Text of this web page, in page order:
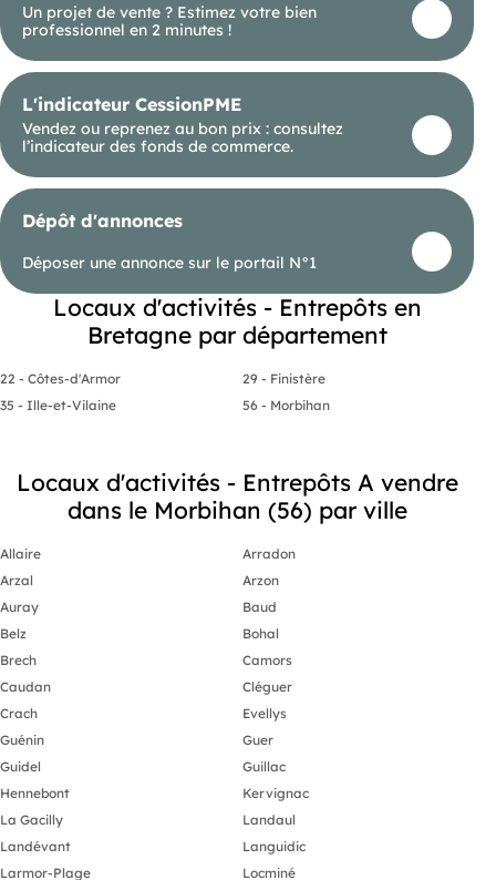
Un projet de vente ? Estimez votre bien
professionnel en 2 minutes !
L'indicateur CessionPME
Vendez ou reprenez au bon prix : consultez
l’indicateur des fonds de commerce.
Dépôt d'annonces
Déposer une annonce sur le portail N°1
Locaux d'activités - Entrepôts en
Bretagne par département
22 - Côtes-d'Armor
29 - Finistère
35 - Ille-et-Vilaine
56 - Morbihan
Locaux d'activités - Entrepôts A vendre
dans le Morbihan (56) par ville
Allaire
Arradon
Arzal
Arzon
Auray
Baud
Belz
Bohal
Brech
Camors
Caudan
Cléguer
Crach
Evellys
Guénin
Guer
Guidel
Guillac
Hennebont
Kervignac
La Gacilly
Landaul
Landévant
Languidic
Larmor-Plage
Locminé